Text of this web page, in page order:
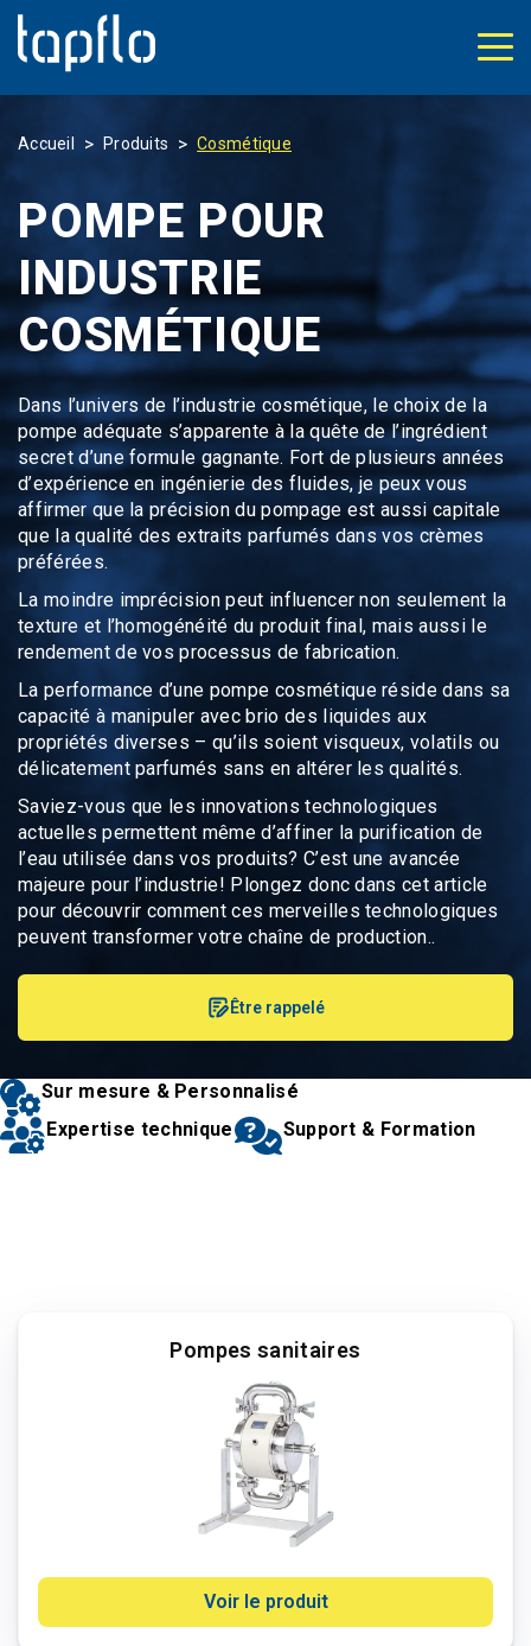
Accueil > Produits > Cosmétique
POMPE POUR
INDUSTRIE
COSMÉTIQUE
Dans l’univers de l’industrie cosmétique, le choix de la
pompe adéquate s’apparente à la quête de l’ingrédient
secret d’une formule gagnante. Fort de plusieurs années
d’expérience en ingénierie des fluides, je peux vous
affirmer que laprécision du pompage est aussi capitale
que la qualité des extraits parfumés dans vos crèmes
préférées.
La moindre imprécision peut influencer non seulement la
texture et l’homogénéité du produit final, mais aussi le
rendement de vos processus de fabrication.
La performance d’une pompe cosmétiqueréside dans sa
capacité à manipuler avec brio des liquides aux
propriétés diverses – qu’ils soient visqueux, volatils ou
délicatement parfumés sans en altérer les qualités.
Saviez-vous que les innovations technologiques
actuelles permettent même d’affiner la purification de
l’eau utilisée dans vos produits? C’est une avancée
majeure pour l’industrie! Plongez donc dans cet article
pour découvrir comment ces merveilles technologiques
peuvent transformer votre chaîne de production..
Être rappelé
Sur mesure & Personnalisé
Expertise technique
Support & Formation
Pompes sanitaires
Voir le produit